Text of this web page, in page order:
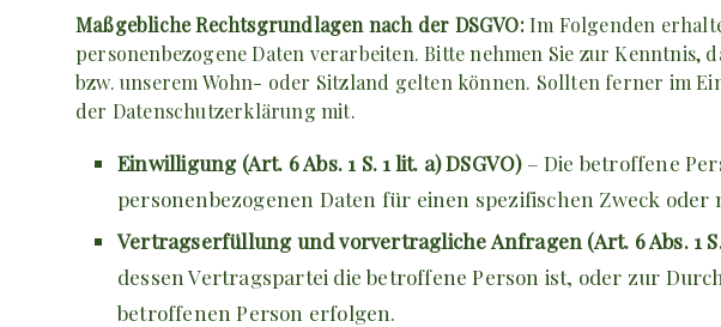
Maßgebliche Rechtsgrundlagen nach der DSGVO: Im Folgenden
personenbezogene Daten verarbeiten. Bitte nehmen Sie zur Kenntnis,
bzw. unserem Wohn- oder Sitzland gelten können. Sollten ferner im
der Datenschutzerklärung mit.
Einwilligung (Art. 6 Abs. 1 S. 1 lit. a) DSGVO)– Die betroffene
personenbezogenen Daten für einen spezifischen Zweck
Vertragserfüllung und vorvertragliche Anfragen (Art. 6 Abs. 1 S.
dessen Vertragspartei die betroffene Person ist, oder zur
betroffenen Person erfolgen.